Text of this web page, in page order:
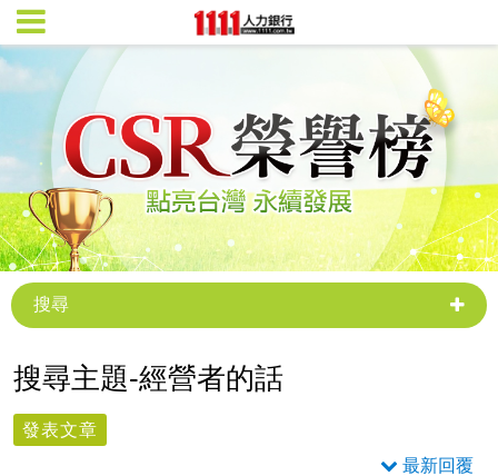
搜尋
搜尋主題-經營者的話
發表文章
最新回覆